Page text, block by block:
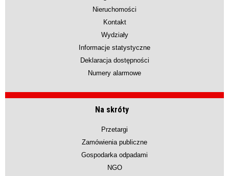
Nieruchomości
Kontakt
Wydziały
Informacje statystyczne
Deklaracja dostępności
Numery alarmowe
Na skróty
Przetargi
Zamówienia publiczne
Gospodarka odpadami
NGO